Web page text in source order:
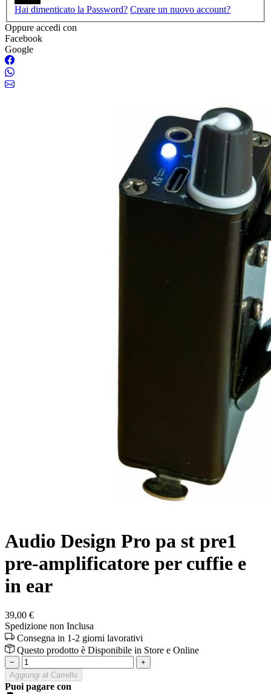
Hai dimenticato la Password? Creare un nuovo account?
Oppure accedi con
Facebook
Google
Audio Design Pro pa st pre1
pre-amplificatore per cuffie e
in ear
39,00 €
Spedizione non Inclusa
Consegna in 1-2 giorni lavorativi
Questo prodotto è Disponibile in Store e Online
−
+
Aggiungi al Carrello
Puoi pagare con